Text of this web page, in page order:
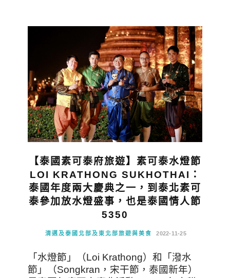
【泰國素可泰府旅遊】素可泰水燈節
LOI KRATHONG SUKHOTHAI：
泰國年度兩大慶典之一，到泰北素可
泰參加放水燈盛事，也是泰國情人節
5350
清邁及泰國北部及東北部旅遊與美食 2022-11-25
「水燈節」（Loi Krathong）和「潑水
節」（Songkran，宋干節，泰國新年）